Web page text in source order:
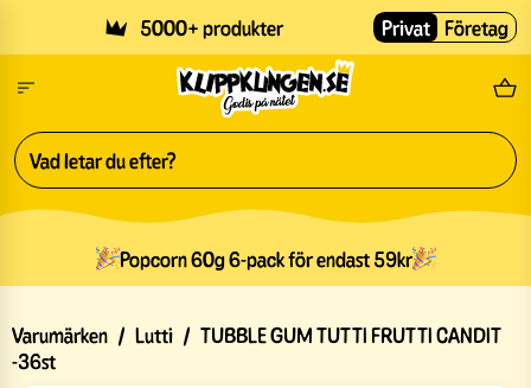
5000+ produkter Fri
Privat Företag
Popcorn 60g 6-pack för endast 59kr
Varumärken / Lutti / TUBBLE GUM TUTTI FRUTTI CANDIT
-36st